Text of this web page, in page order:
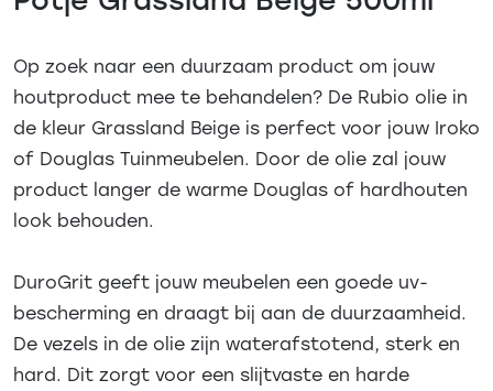
Op zoek naar een duurzaam product om jouw
houtproduct mee te behandelen? De Rubio olie in
de kleur Grassland Beige is perfect voor jouw Iroko
of Douglas Tuinmeubelen. Door de olie zal jouw
product langer de warme Douglas of hardhouten
look behouden.
DuroGrit geeft jouw meubelen een goede uv-
bescherming en draagt bij aan de duurzaamheid.
De vezels in de olie zijn waterafstotend, sterk en
hard. Dit zorgt voor een slijtvaste en harde